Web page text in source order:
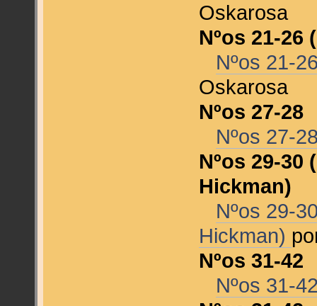
Oskarosa
Nºos 21-
Nºos 21-
Oskarosa
Nºos 27-28
Nºos 27-
Nºos 29-30
Hickman)
Nºos 29-
Hickman)
Nºos 31-42
Nºos 31-